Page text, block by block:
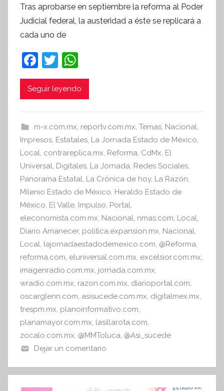
r
S
I
n
f
o
r
m
a
t
i
v
a
Tras aprobarse en septiembre la reforma al Poder
Judicial federal, la austeridad a éste se replicará a
cada uno de
F
a
c
b
o
o
k
T
w
itt
h
at
A
p
p
Seguir leyendo
m-x.com.mx, reportv.com.mx, Temas, Nacional,
Impresos, Estatales, La Jornada Estado de México,
Local, contrareplica.mx, Reforma, CdMx, El
Universal, Digitales, La Jornada, Redes Sociales,
Panorama Estatal, La Crónica de hoy, La Razón,
Milenio Estado de México, Heraldo Estado de
México, El Valle, Impulso, Portal,
eleconomista.com.mx, Nacional, nmas.com, Local,
Diario Amanecer, politica.expansion.mx, Nacional,
Local, lajornadaestadodemexico.com, @Reforma,
reforma.com, eluniversal.com.mx, excelsior.com.mx,
imagenradio.com.mx, jornada.com.mx,
wradio.com.mx, razon.com.mx, diarioportal.com,
oscarglenn.com, asisucede.com.mx, digitalmex.mx,
trespm.mx, planoinformativo.com,
planamayor.com.mx, lasillarota.com,
zocalo.com.mx, @MMToluca, @Asi_sucede
Dejar un comentario